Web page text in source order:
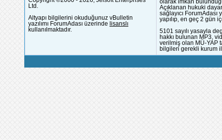
Ltd.
Altyapı bilgilerini okuduğunuz vBulletin
yazılımı ForumAdası üzerinde lisanslı
kullanılmaktadır.
olarak imkân
Açıklanan hukuki
sağlayıcı
yapılıp, en geç 2 gün
5101 sayılı yasayla
hakkı bulunan MP3,
verilmiş olan MÜ-YAP
bilgileri gerekli kurum